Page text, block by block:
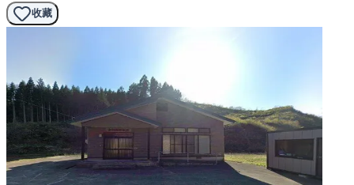
收藏